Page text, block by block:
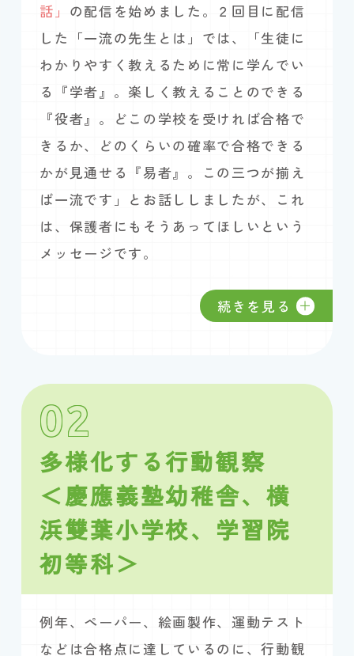
話」 の配信を始めました。２回目に配信
した「一流の先生とは」では、「生徒に
わかりやすく教えるために常に学んでい
る『学者』。楽しく教えることのできる
『役者』。どこの学校を受ければ合格で
きるか、どのくらいの確率で合格できる
かが見通せる『易者』。この三つが揃え
ば一流です」とお話ししましたが、これ
は、保護者にもそうあってほしいという
メッセージです。
続きを見る
02
多様化する行動観察
＜慶應義塾幼稚舎、横
浜雙葉小学校、学習院
初等科＞
例年、ペーパー、絵画製作、運動テスト
などは合格点に達しているのに、行動観